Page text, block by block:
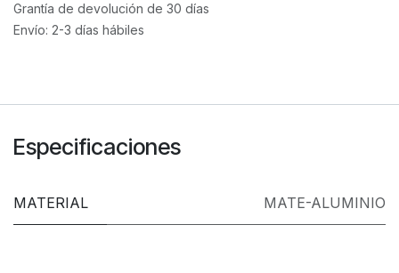
Grantía de devolución de 30 días
Envío: 2-3 días hábiles
Especificaciones
MATERIAL MATE-ALUMINIO